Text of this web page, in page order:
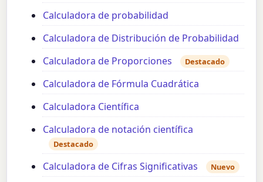
Calculadora de probabilidad
Calculadora de Distribución de Probabilidad
Calculadora de Proporciones
Destacado
Calculadora de Fórmula Cuadrática
Calculadora Científica
Calculadora de notación científica
Destacado
Calculadora de Cifras Significativas Nuevo